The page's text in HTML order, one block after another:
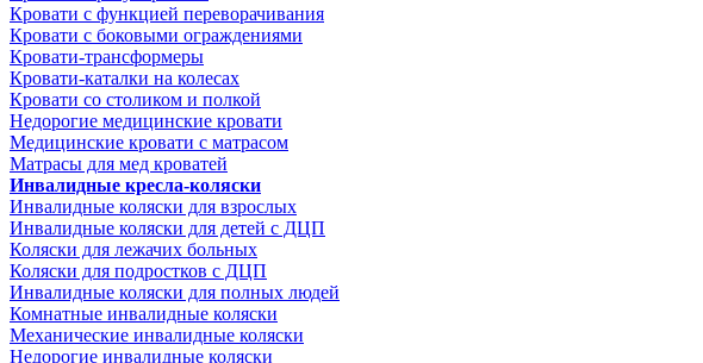
Кровати с функцией переворачивания
Кровати с боковыми ограждениями
Кровати-трансформеры
Кровати-каталки на колесах
Кровати со столиком и полкой
Недорогие медицинские кровати
Медицинские кровати с матрасом
Матрасы для мед кроватей
Инвалидные кресла-коляски
Инвалидные коляски для взрослых
Инвалидные коляски для детей с ДЦП
Коляски для лежачих больных
Коляски для подростков с ДЦП
Инвалидные коляски для полных людей
Комнатные инвалидные коляски
Механические инвалидные коляски
Недорогие инвалидные коляски